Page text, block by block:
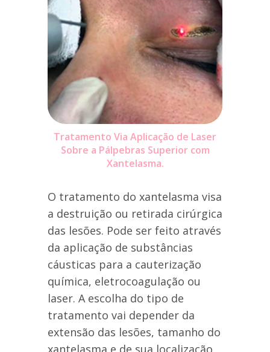
Tratamento Via Aplicação de Laser
Sobre a Pálpebras Superior com
Xantelasma.
O tratamento do xantelasma visa
a destruição ou retirada cirúrgica
das lesões. Pode ser feito através
da aplicação de substâncias
cáusticas para a cauterização
química, eletrocoagulação ou
laser. A escolha do tipo de
tratamento vai depender da
extensão das lesões, tamanho do
xantelasma e de sua localização.